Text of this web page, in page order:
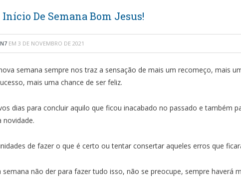
De Semana Bom Jesus!
EM 3 DE NOVEMBRO DE 2021
semana sempre nos traz a sensação de mais um recomeço, mais
mais uma chance de ser feliz.
dias para concluir aquilo que ficou inacabado no passado e também
novidade.
de fazer o que é certo ou tentar consertar aqueles erros que
semana não der para fazer tudo isso, não se preocupe, sempre haverá